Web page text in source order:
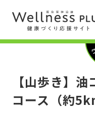
【山歩き】
コース（約ウ